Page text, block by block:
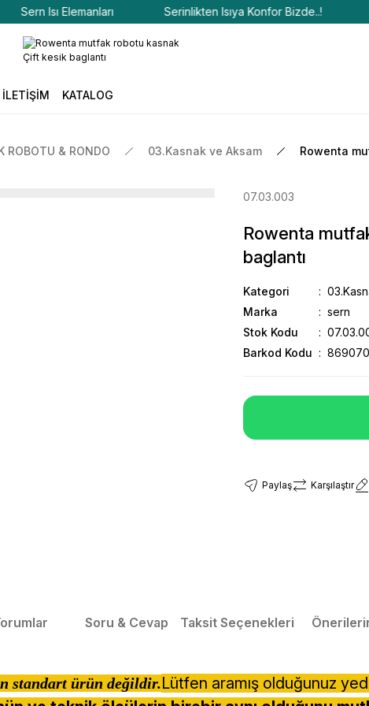
Sern Isı Elemanları Serinlikten Isıya Konfor Bizde..!
İLETİŞİM KATALOG
ROBOTU & RONDO 03.Kasnak ve Aksam Rowenta
07.03.003
Rowenta
baglantı
Kategori
Marka
sern
Stok Kodu
Barkod Kodu
Paylaş Karşılaştır
Soru & Cevap Taksit Seçenekleri
standart ürün değildir.Lütfen aramış olduğunuz